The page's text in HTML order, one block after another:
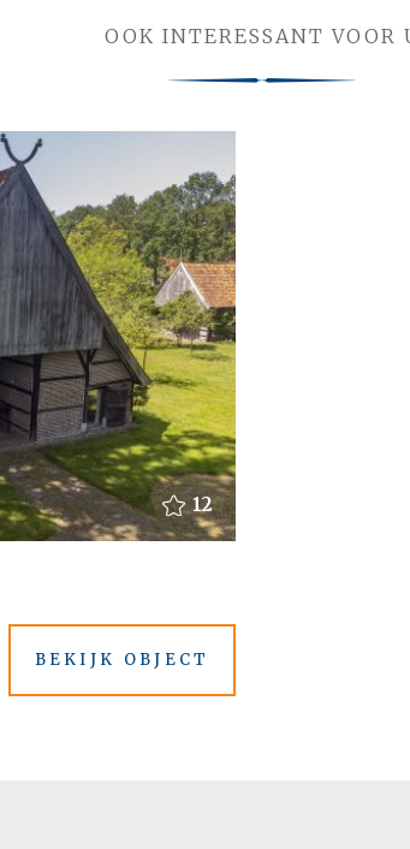
OOK INTERESSANT VOOR
12
BEKIJK OBJECT